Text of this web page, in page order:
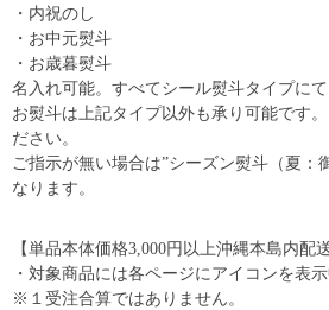
・内祝のし
・お中元熨斗
・お歳暮熨斗
名入れ可能。すべてシール熨斗タイプにて
お熨斗は上記タイプ以外も承り可能です
ださい。
ご指示が無い場合は”シーズン熨斗（夏：
なります。
【単品本体価格3,000円以上沖縄本島内配
・対象商品には各ページにアイコンを表示
※１受注合算ではありません。